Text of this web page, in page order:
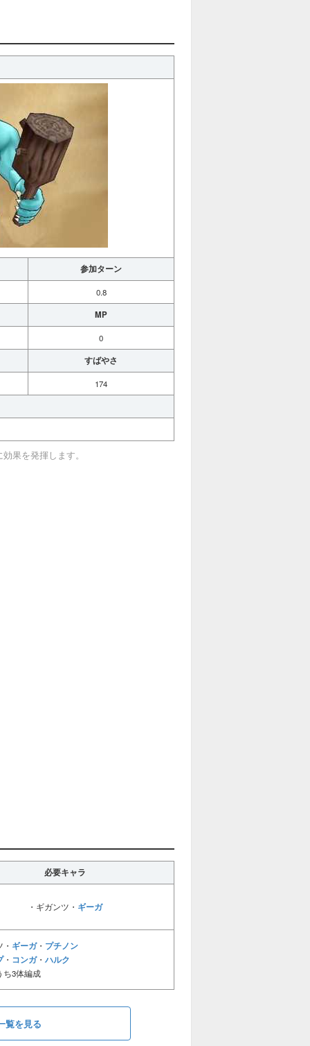
参加ターン
0.8
MP
0
すばやさ
174
果を発揮します。
必要キャラ
・ギガンツ・ ギーガ
ギーガ・ プチノン
・ コンガ・ ハルク
3体編成
覧を見る